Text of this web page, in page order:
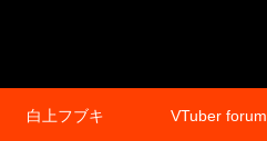
白上フブキ VTuber forum